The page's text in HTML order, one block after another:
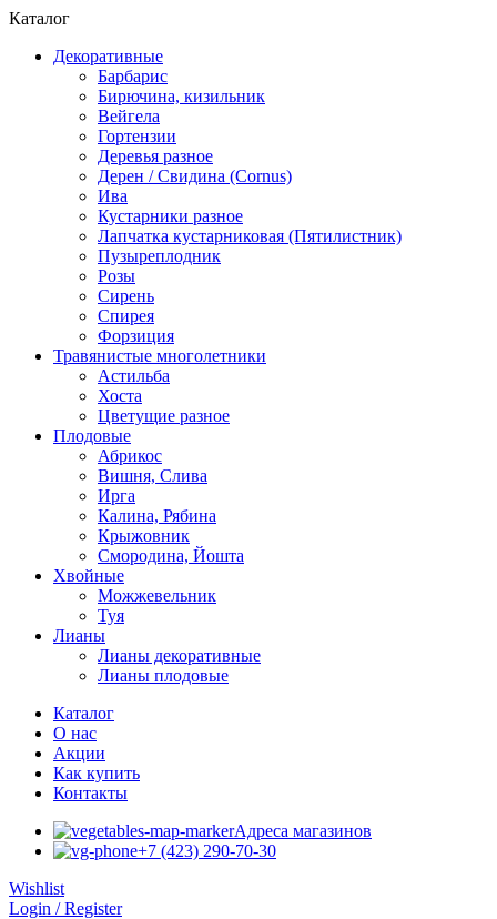
Каталог
Декоративные
Барбарис
Бирючина, кизильник
Вейгела
Гортензии
Деревья разное
Дерен / Свидина (Cornus)
Ива
Кустарники разное
Лапчатка кустарниковая (Пятилистник)
Пузыреплодник
Розы
Сирень
Спирея
Форзиция
Травянистые многолетники
Астильба
Хоста
Цветущие разное
Плодовые
Абрикос
Вишня, Слива
Ирга
Калина, Рябина
Крыжовник
Смородина, Йошта
Хвойные
Можжевельник
Туя
Лианы
Лианы декоративные
Лианы плодовые
Каталог
О нас
Акции
Как купить
Контакты
Адреса магазинов
+7 (423) 290-70-30
Wishlist
Login / Register